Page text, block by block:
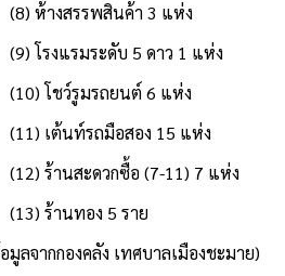
สรรพสินค้า 3 แห่ง
รมระดับ 5 ดาว 1 แห่ง
ว์รูมรถยนต์ 6 แห่ง
นท์รถมือสอง 15 แห่ง
สะดวกซื้อ (7-11) 7 แห่ง
นทอง 5 ราย
กองคลัง เทศบาลเมืองชะมาย)